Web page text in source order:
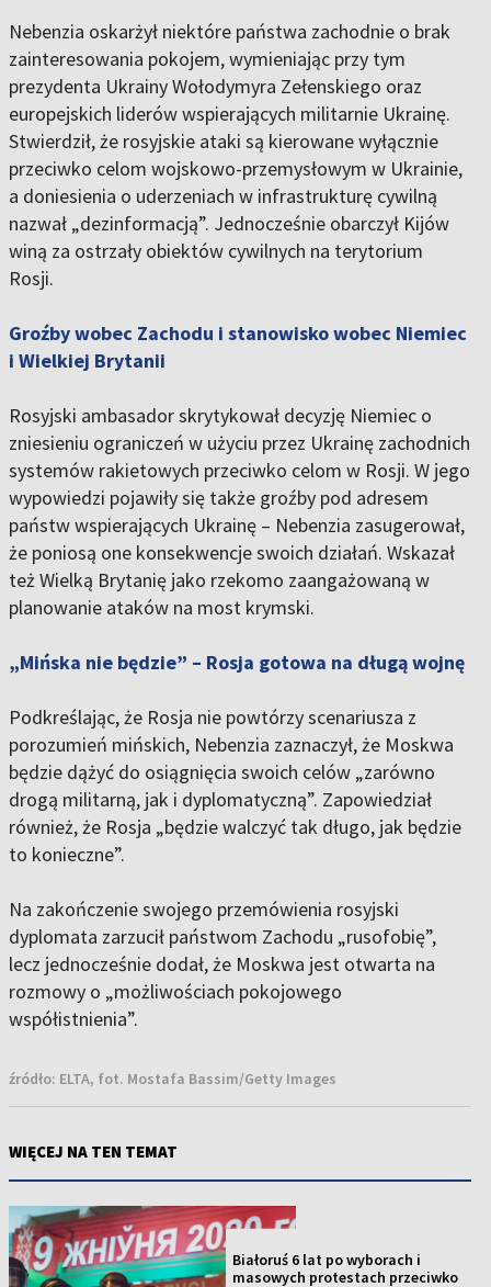
Nebenzia oskarżył niektóre państwa zachodnie o brak
zainteresowania pokojem, wymieniając przy tym
prezydenta Ukrainy Wołodymyra Zełenskiego oraz
europejskich liderów wspierających militarnie Ukrainę.
Stwierdził, że rosyjskie ataki są kierowane wyłącznie
przeciwko celom wojskowo-przemysłowym w Ukrainie,
a doniesienia o uderzeniach w infrastrukturę cywilną
nazwał „dezinformacją”. Jednocześnie obarczył Kijów
winą za ostrzały obiektów cywilnych na terytorium
Rosji.
Groźby wobec Zachodu i stanowisko wobec Niemiec
i Wielkiej Brytanii
Rosyjski ambasador skrytykował decyzję Niemiec o
zniesieniu ograniczeń w użyciu przez Ukrainę zachodnich
systemów rakietowych przeciwko celom w Rosji. W jego
wypowiedzi pojawiły się także groźby pod adresem
państw wspierających Ukrainę – Nebenzia zasugerował,
że poniosą one konsekwencje swoich działań. Wskazał
też Wielką Brytanię jako rzekomo zaangażowaną w
planowanie ataków na most krymski.
„Mińska nie będzie” – Rosja gotowa na długą wojnę
Podkreślając, że Rosja nie powtórzy scenariusza z
porozumień mińskich, Nebenzia zaznaczył, że Moskwa
będzie dążyć do osiągnięcia swoich celów „zarówno
drogą militarną, jak i dyplomatyczną”. Zapowiedział
również, że Rosja „będzie walczyć tak długo, jak będzie
to konieczne”.
Na zakończenie swojego przemówienia rosyjski
dyplomata zarzucił państwom Zachodu „rusofobię”,
lecz jednocześnie dodał, że Moskwa jest otwarta na
rozmowy o „możliwościach pokojowego
współistnienia”.
źródło: ELTA, fot. Mostafa Bassim/Getty Images
WIĘCEJ NA TEN TEMAT
Białoruś 6 lat po wyborach i
masowych protestach przeciwko